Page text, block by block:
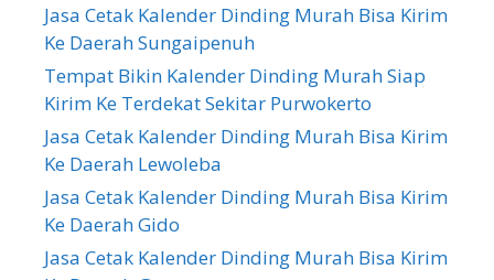
Jasa Cetak Kalender Dinding Murah Bisa Kirim
Ke Daerah Sungaipenuh
Tempat Bikin Kalender Dinding Murah Siap
Kirim Ke Terdekat Sekitar Purwokerto
Jasa Cetak Kalender Dinding Murah Bisa Kirim
Ke Daerah Lewoleba
Jasa Cetak Kalender Dinding Murah Bisa Kirim
Ke Daerah Gido
Jasa Cetak Kalender Dinding Murah Bisa Kirim